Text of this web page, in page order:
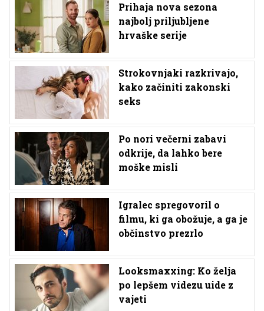
Prihaja nova sezona
najbolj priljubljene
hrvaške serije
Strokovnjaki razkrivajo,
kako začiniti zakonski
seks
Po nori večerni zabavi
odkrije, da lahko bere
moške misli
Igralec spregovoril o
filmu, ki ga obožuje, a ga je
občinstvo prezrlo
Looksmaxxing: Ko želja
po lepšem videzu uide z
vajeti